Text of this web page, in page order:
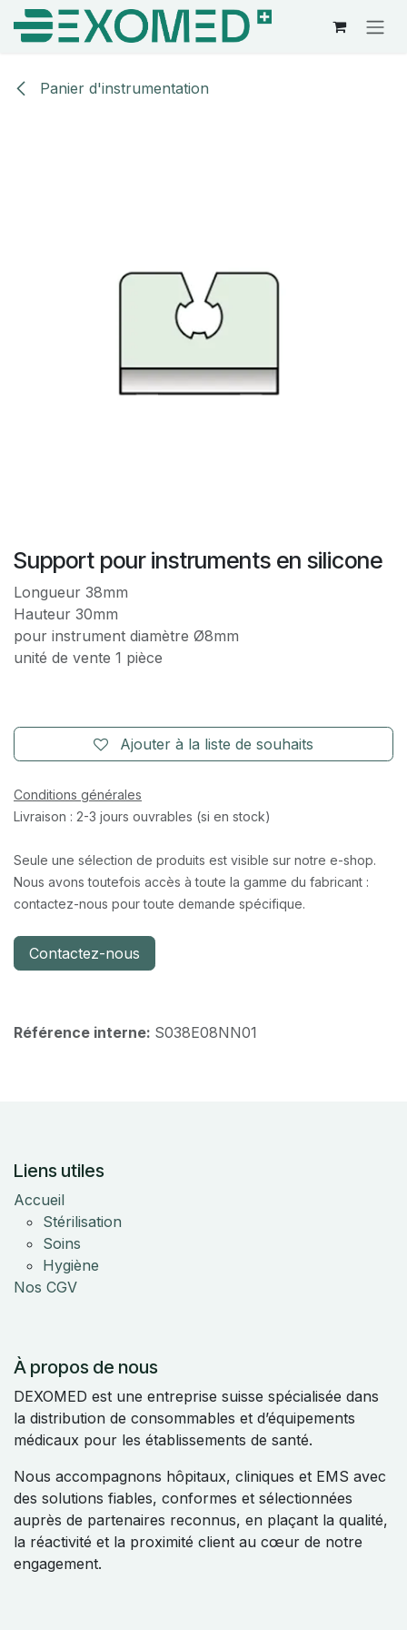
Se rendre au contenu
Panier d'instrumentation
Support pour instruments en silicone
Longueur 38mm
Hauteur 30mm
pour instrument diamètre Ø8mm
unité de vente 1 pièce
Ajouter à la liste de souhaits
Conditions générales
Livraison : 2-3 jours ouvrables (si en stock)
Seule une sélection de produits est visible sur notre e-shop.
Nous avons toutefois accès à toute la gamme du fabricant :
contactez-nous pour toute demande spécifique.
Contactez-nous
Référence interne: S038E08NN01
Liens utiles
Accueil
Stérilisation
Soins
Hygiène
Nos CGV
À propos de nous
DEXOMED est une entreprise suisse spécialisée dans
la distribution de consommables et d’équipements
médicaux pour les établissements de santé.
Nous accompagnons hôpitaux, cliniques et EMS avec
des solutions fiables, conformes et sélectionnées
auprès de partenaires reconnus, en plaçant la qualité,
la réactivité et la proximité client au cœur de notre
engagement.